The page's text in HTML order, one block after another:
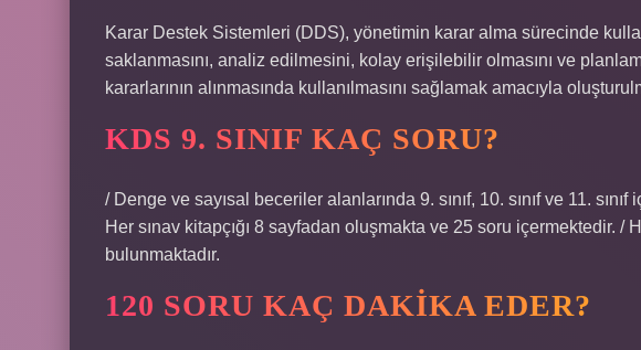
Karar Destek Sistemleri (DDS), yönetimin karar alma sürecinde
saklanmasını, analiz edilmesini, kolay erişilebilir olmasını ve
kararlarının alınmasında kullanılmasını sağlamak amacıyla
KDS 9. SINIF KAÇ SORU?
/ Denge ve sayısal beceriler alanlarında 9. sınıf, 10. sınıf ve 11.
Her sınav kitapçığı 8 sayfadan oluşmakta ve 25 soru içermektedir. /
bulunmaktadır.
120 SORU KAÇ DAKIKA EDER?